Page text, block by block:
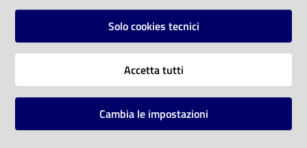
Vai alla pagina
Mappa del sito
Solo cookies tecnici
Accetta tutti
Cambia le impostazioni